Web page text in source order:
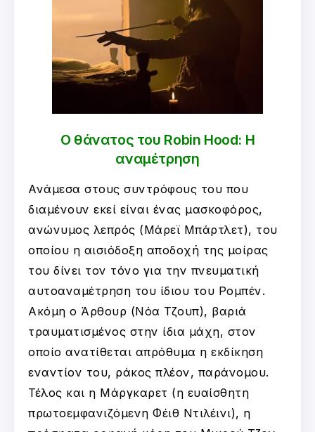
Ο θάνατος του Robin Hood: Η
αναμέτρηση
Ανάμεσα στους συντρόφους του που
διαμένουν εκεί είναι ένας μασκοφόρος,
ανώνυμος λεπρός (Μάρεϊ Μπάρτλετ), του
οποίου η αισιόδοξη αποδοχή της μοίρας
του δίνει τον τόνο για την πνευματική
αυτοαναμέτρηση του ίδιου του Ρομπέν.
Ακόμη ο Άρθουρ (Νόα Τζουπ), βαριά
τραυματισμένος στην ίδια μάχη, στον
οποίο ανατίθεται απρόθυμα η εκδίκηση
εναντίον του, ράκος πλέον, παράνομου.
Τέλος και η Μάργκαρετ (η ευαίσθητη
πρωτοεμφανιζόμενη Φέιθ Ντιλέινι), η